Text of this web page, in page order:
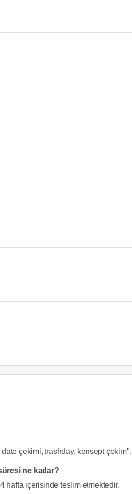
çekimi, trashday, konsept çekim".
ne kadar?
4 hafta içerisinde teslim etmektedir.